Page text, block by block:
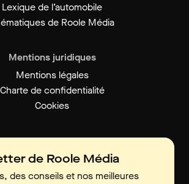
Lexique de l’automobile
de Roole Média
Mentions juridiques
Mentions légales
Charte de confidentialité
Cookies
de Roole Média
des conseils et nos meilleures